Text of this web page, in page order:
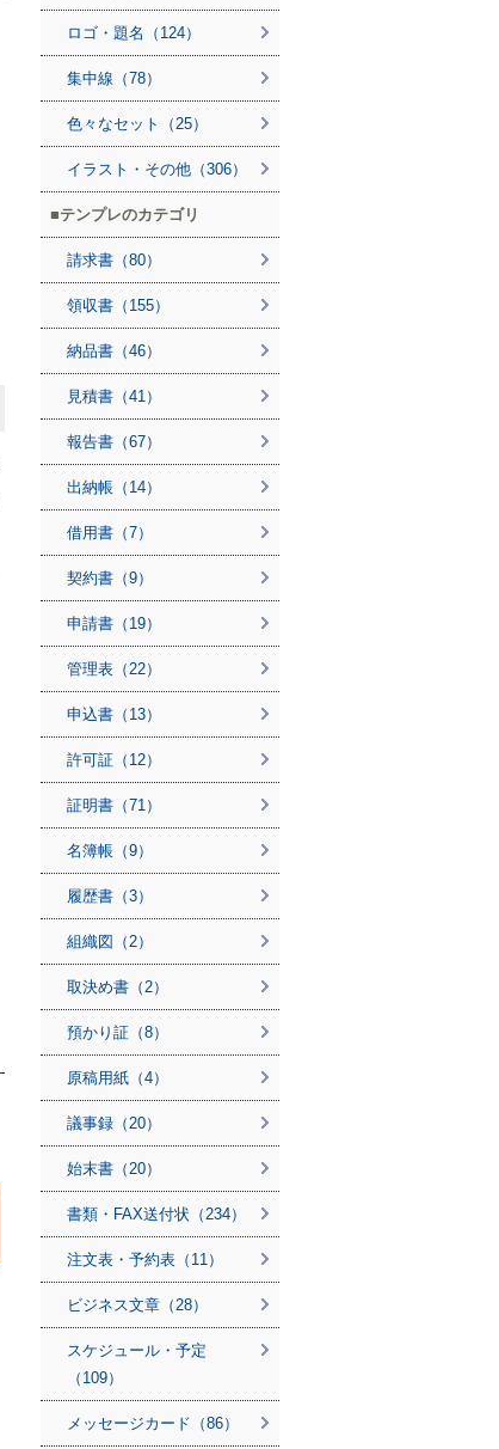
ロゴ・題名（124）
集中線（78）
色々なセット（25）
イラスト・その他（306）
テンプレのカテゴリ
請求書（80）
領収書（155）
納品書（46）
見積書（41）
報告書（67）
出納帳（14）
借用書（7）
契約書（9）
申請書（19）
管理表（22）
申込書（13）
許可証（12）
証明書（71）
名簿帳（9）
履歴書（3）
組織図（2）
取決め書（2）
預かり証（8）
原稿用紙（4）
議事録（20）
始末書（20）
書類・FAX送付状（234）
注文表・予約表（11）
ビジネス文章（28）
スケジュール・予定
（109）
メッセージカード（86）